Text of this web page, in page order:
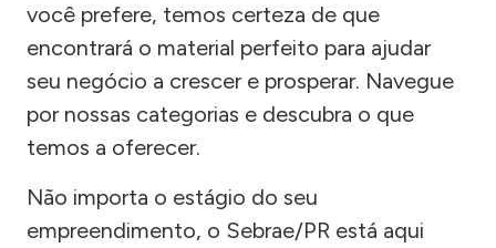
você prefere, temos certeza de que
encontrará o material perfeito para ajudar
seu negócio a crescer e prosperar. Navegue
por nossas categorias e descubra o que
temos a oferecer.
Não importa o estágio do seu
empreendimento, o Sebrae/PR está aqui